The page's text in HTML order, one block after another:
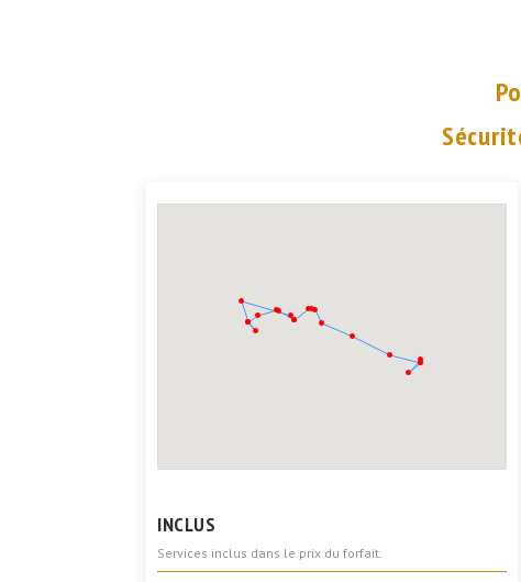
INCLUS
Services inclus dans le prix du forfait.